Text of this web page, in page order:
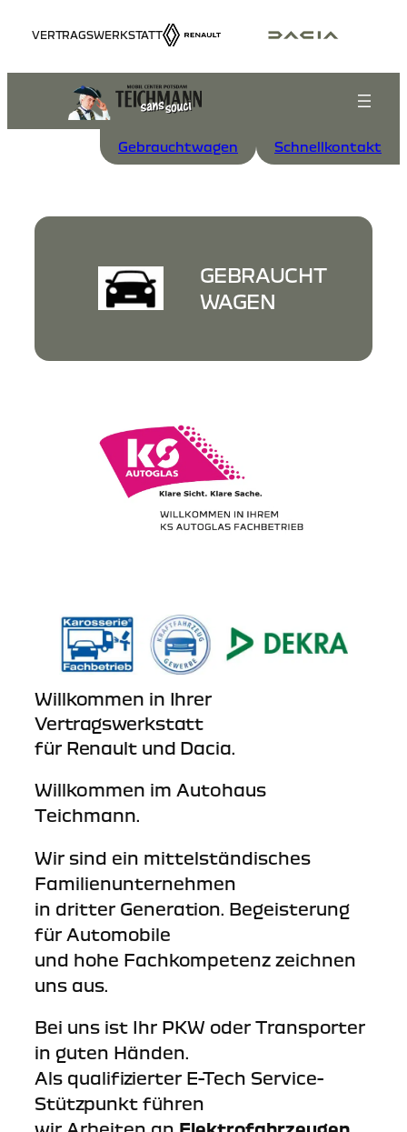
Inhalt
VERTRAGSWERKSTATT
Gebrauchtwagen Schnellkontakt
GEBRAUCHT
WAGEN
Willkommen in Ihrer
Vertragswerkstatt
für Renault und Dacia.
Willkommen im Autohaus
Teichmann.
Wir sind ein mittelständisches
Familienunternehmen
in dritter Generation. Begeisterung
für Automobile
und hohe Fachkompetenz zeichnen
uns aus.
Bei uns ist Ihr PKW oder Transporter
in guten Händen.
Als qualifizierter E-Tech Service-
Stützpunkt führen